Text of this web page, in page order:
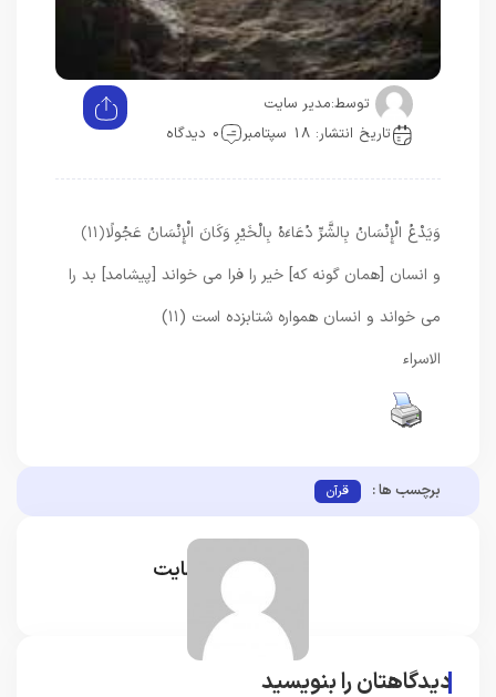
توسط:مدیر سایت
تاریخ انتشار: 18 سپتامبر
0 دیدگاه
وَيَدْعُ الْإِنْسَانُ بِالشَّرِّ دُعَاءَهُ بِالْخَيْرِ وَكَانَ الْإِنْسَانُ عَجُولًا﴿۱۱﴾
و انسان [همان گونه كه] خير را فرا مى‏ خواند [پيشامد] بد را
مى‏ خواند و انسان همواره شتابزده است (۱۱)
الاسراء
برچسب ها : قرآن
مدیر سایت
دیدگاهتان را بنویسید